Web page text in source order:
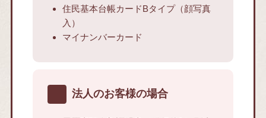
住民基本台帳カードBタイプ（顔写真
入）
マイナンバーカード
法人のお客様の場合